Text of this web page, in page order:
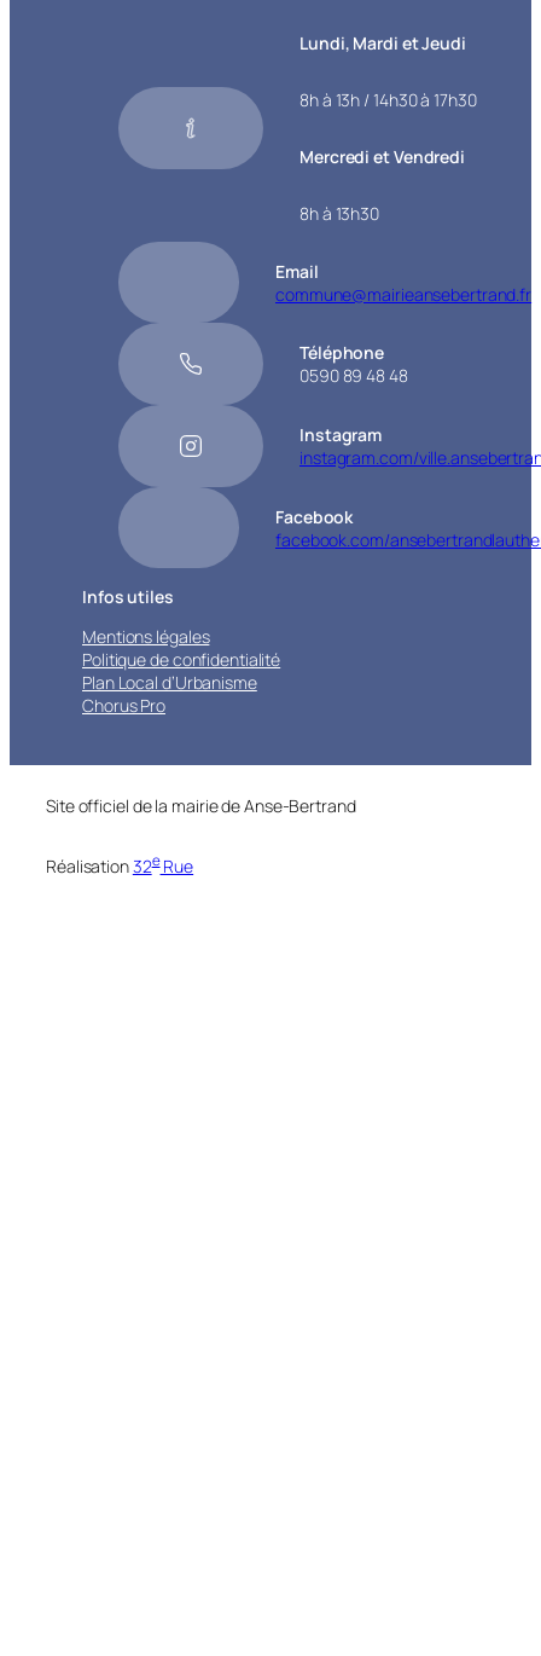
Lundi, Mardi et Jeudi
8h à 13h / 14h30 à 17h30
Mercredi et Vendredi
8h à 13h30
Email
commune@mairieansebertrand.fr
Téléphone
0590 89 48 48
Instagram
instagram.com/
Facebook
facebook.com/
Infos utiles
Mentions légales
Politique de confidentialité
Plan Local d’Urbanisme
Chorus Pro
Site officiel de la mairie de Anse-Bertrand
Réalisation32eRue